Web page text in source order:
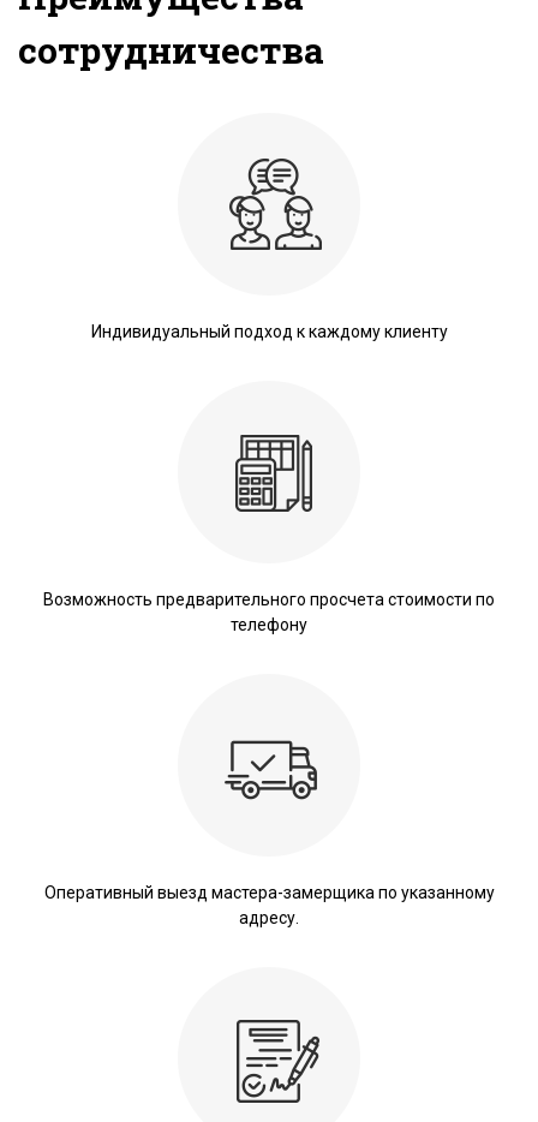
сотрудничества
Индивидуальный подход к каждому клиенту
Возможность предварительного просчета стоимости по
телефону
Оперативный выезд мастера-замерщика по указанному
адресу.